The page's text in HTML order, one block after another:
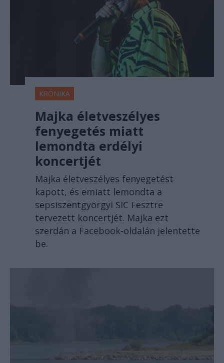
KRÓNIKA
Majka életveszélyes
fenyegetés miatt
lemondta erdélyi
koncertjét
Majka életveszélyes fenyegetést
kapott, és emiatt lemondta a
sepsiszentgyörgyi SIC Fesztre
tervezett koncertjét. Majka ezt
szerdán a Facebook-oldalán jelentette
be.